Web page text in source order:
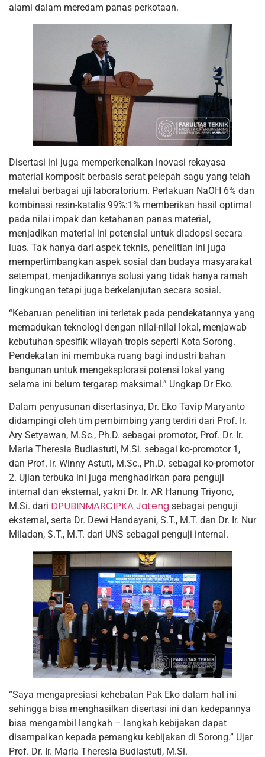
alami dalam meredam panas perkotaan.
Disertasi ini juga memperkenalkan inovasi rekayasa
material komposit berbasis serat pelepah sagu yang telah
melalui berbagai uji laboratorium. Perlakuan NaOH 6% dan
kombinasi resin-katalis 99%:1% memberikan hasil optimal
pada nilai impak dan ketahanan panas material,
menjadikan material ini potensial untuk diadopsi secara
luas. Tak hanya dari aspek teknis, penelitian ini juga
mempertimbangkan aspek sosial dan budaya masyarakat
setempat, menjadikannya solusi yang tidak hanya ramah
lingkungan tetapi juga berkelanjutan secara sosial.
“Kebaruan penelitian ini terletak pada pendekatannya yang
memadukan teknologi dengan nilai-nilai lokal, menjawab
kebutuhan spesifik wilayah tropis seperti Kota Sorong.
Pendekatan ini membuka ruang bagi industri bahan
bangunan untuk mengeksplorasi potensi lokal yang
selama ini belum tergarap maksimal.” Ungkap Dr Eko.
Dalam penyusunan disertasinya, Dr. Eko Tavip Maryanto
didampingi oleh tim pembimbing yang terdiri dari Prof. Ir.
Ary Setyawan, M.Sc., Ph.D. sebagai promotor, Prof. Dr. Ir.
Maria Theresia Budiastuti, M.Si. sebagai ko-promotor 1,
dan Prof. Ir. Winny Astuti, M.Sc., Ph.D. sebagai ko-promotor
2. Ujian terbuka ini juga menghadirkan para penguji
internal dan eksternal, yakni Dr. Ir. AR Hanung Triyono,
M.Si. dari DPUBINMARCIPKA Jateng sebagai penguji
eksternal, serta Dr. Dewi Handayani, S.T., M.T. dan Dr. Ir. Nur
Miladan, S.T., M.T. dari UNS sebagai penguji internal.
“Saya mengapresiasi kehebatan Pak Eko dalam hal ini
sehingga bisa menghasilkan disertasi ini dan kedepannya
bisa mengambil langkah – langkah kebijakan dapat
disampaikan kepada pemangku kebijakan di Sorong.” Ujar
Prof. Dr. Ir. Maria Theresia Budiastuti, M.Si.